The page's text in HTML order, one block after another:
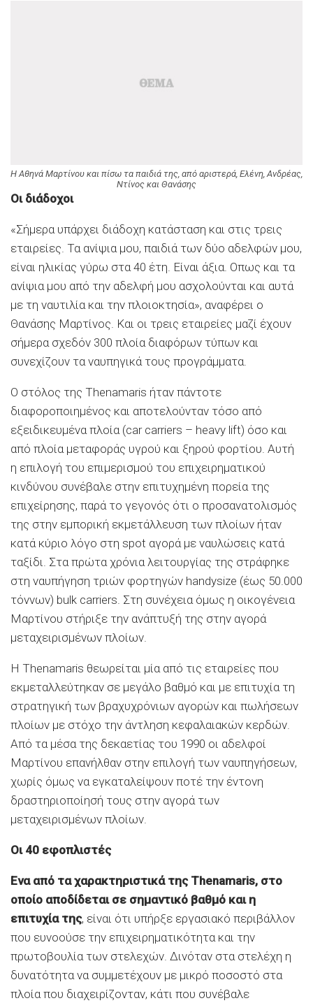
Η Αθηνά Μαρτίνου και πίσω τα παιδιά της, από αριστερά, Ελένη, Ανδρέας,
Ντίνος και Θανάσης
Οι διάδοχοι
«Σήμερα υπάρχει διάδοχη κατάσταση και στις τρεις
εταιρείες. Τα ανίψια μου, παιδιά των δύο αδελφών μου,
είναι ηλικίας γύρω στα 40 έτη. Είναι άξια. Οπως και τα
ανίψια μου από την αδελφή μου ασχολούνται και αυτά
με τη ναυτιλία και την πλοιοκτησία», αναφέρει ο
Θανάσης Μαρτίνος. Και οι τρεις εταιρείες μαζί έχουν
σήμερα σχεδόν 300 πλοία διαφόρων τύπων και
συνεχίζουν τα ναυπηγικά τους προγράμματα.
Ο στόλος της Thenamaris ήταν πάντοτε
διαφοροποιημένος και αποτελούνταν τόσο από
εξειδικευμένα πλοία (car carriers – heavy lift) όσο και
από πλοία μεταφοράς υγρού και ξηρού φορτίου. Αυτή
η επιλογή του επιμερισμού του επιχειρηματικού
κινδύνου συνέβαλε στην επιτυχημένη πορεία της
επιχείρησης, παρά το γεγονός ότι ο προσανατολισμός
της στην εμπορική εκμετάλλευση των πλοίων ήταν
κατά κύριο λόγο στη spot αγορά με ναυλώσεις κατά
ταξίδι. Στα πρώτα χρόνια λειτουργίας της στράφηκε
στη ναυπήγηση τριών φορτηγών handysize (έως 50.000
τόννων) bulk carriers. Στη συνέχεια όμως η οικογένεια
Μαρτίνου στήριξε την ανάπτυξή της στην αγορά
μεταχειρισμένων πλοίων.
Η Thenamaris θεωρείται μία από τις εταιρείες που
εκμεταλλεύτηκαν σε μεγάλο βαθμό και με επιτυχία τη
στρατηγική των βραχυχρόνιων αγορών και πωλήσεων
πλοίων με στόχο την άντληση κεφαλαιακών κερδών.
Από τα μέσα της δεκαετίας του 1990 οι αδελφοί
Μαρτίνου επανήλθαν στην επιλογή των ναυπηγήσεων,
χωρίς όμως να εγκαταλείψουν ποτέ την έντονη
δραστηριοποίησή τους στην αγορά των
μεταχειρισμένων πλοίων.
Οι 40 εφοπλιστές
Ενα από τα χαρακτηριστικά της Thenamaris, στο
οποίο αποδίδεται σε σημαντικό βαθμό και η
επιτυχία της, είναι ότι υπήρξε εργασιακό περιβάλλον
που ευνοούσε την επιχειρηματικότητα και την
πρωτοβουλία των στελεχών. Δινόταν στα στελέχη η
δυνατότητα να συμμετέχουν με μικρό ποσοστό στα
πλοία που διαχειρίζονταν, κάτι που συνέβαλε